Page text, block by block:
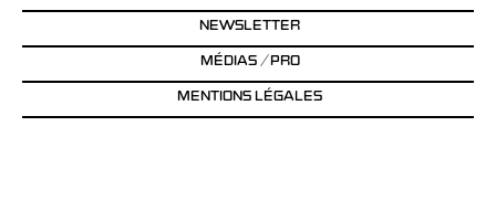
NEWSLETTER
MÉDIAS / PRO
MENTIONS LÉGALES